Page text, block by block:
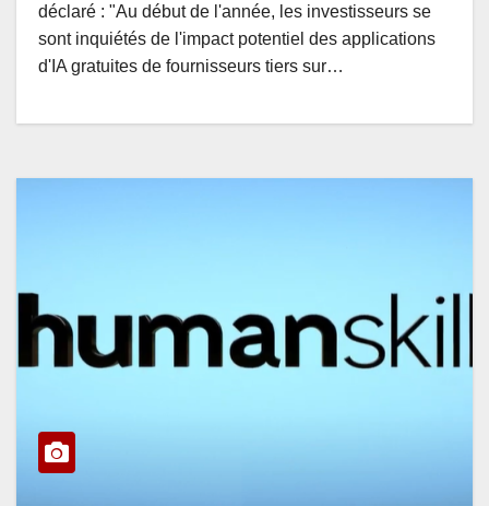
déclaré : "Au début de l'année, les investisseurs se
sont inquiétés de l'impact potentiel des applications
d'IA gratuites de fournisseurs tiers sur…